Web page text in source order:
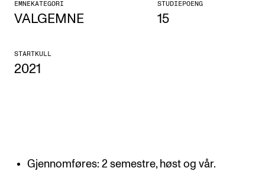
Fagmiljøer
EMNEKATEGORI
VALGEMNE
STUDIEPOENG
15
STARTKULL
2021
Gjennomføres: 2 semestre, høst og vår.